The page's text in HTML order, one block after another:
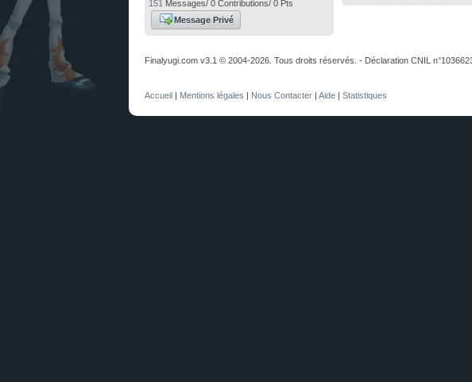
151 Messages/ 0 Contributions/ 0 Pts
Message Privé
Finalyugi.com v3.1 © 2004-2026. Tous droits réservés. - Déclaration CNIL
Accueil | Mentions légales | Nous Contacter | Aide | Statistiques